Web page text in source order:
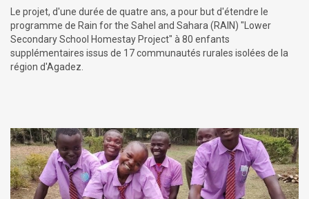
Le projet, d'une durée de quatre ans, a pour but d'étendre le
programme de Rain for the Sahel and Sahara (RAIN) "Lower
Secondary School Homestay Project" à 80 enfants
supplémentaires issus de 17 communautés rurales isolées de la
région d'Agadez.